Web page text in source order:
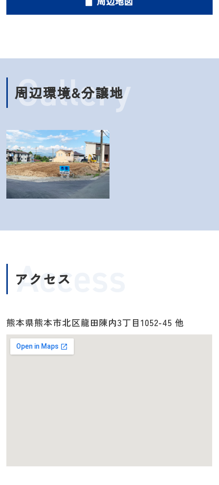
周辺環境&分譲地
Gallery
アクセス
Access
熊本県熊本市北区龍田陳内3丁目1052-45 他